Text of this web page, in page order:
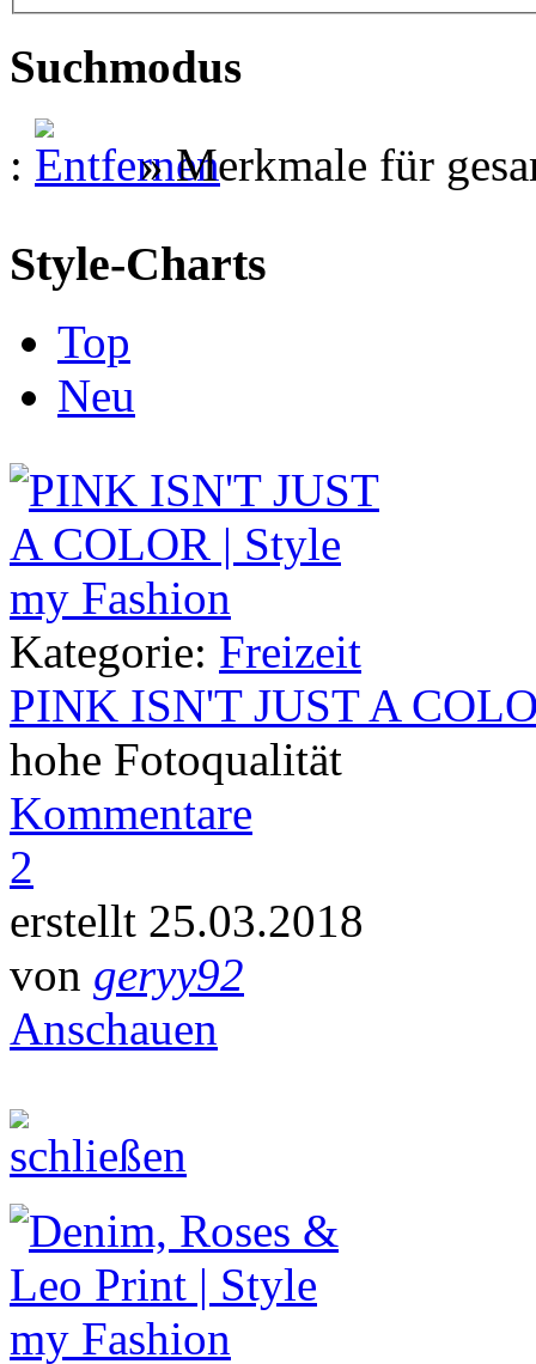
Suchmodus
:
»Merkmale für
Style-Charts
Top
Neu
Kategorie: Freizeit
PINK ISN'T JUST A
hohe Fotoqualität
Kommentare
2
erstellt 25.03.2018
von geryy92
Anschauen